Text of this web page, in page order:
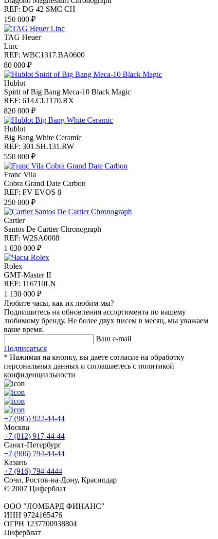
REF: DG 42 SMC CH
150 000 ₽
TAG Heuer
Linc
REF: WBC1317.BA0600
80 000 ₽
Hublot
Spirit of Big Bang Meca-10 Black Magic
REF: 614.CI.1170.RX
820 000 ₽
Hublot
Big Bang White Ceramic
REF: 301.SH.131.RW
550 000 ₽
Franc Vila
Cobra Grand Date Carbon
REF: FV EVOS 8
250 000 ₽
Cartier
Santos De Cartier Chronograph
REF: W2SA0008
1 030 000 ₽
Rolex
GMT-Master II
REF: 116710LN
1 130 000 ₽
Любите часы, как их любим мы?
Подпишитесь на обновления ассортимента по вашему
любимому бренду. Не более двух писем в месяц, мы уважаем
ваше время.
Ваш e-mail
Подписаться
* Нажимая на кнопку, вы даете согласие на обработку
персональных данных и соглашаетесь c политикой
конфиденциальности
+7 (985) 922-44-44
Москва
+7 (812) 917-44-44
Санкт-Петербург
+7 (906) 794-44-44
Казань
+7 (916) 794-4444
Сочи, Ростов-на-Дону, Краснодар
© 2007 Циферблат
ООО "ЛОМБАРД ФИНАНС"
ИНН 9724165476
ОГРН 1237700938804
Циферблат